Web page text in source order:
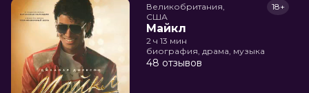
Великобритания,
США
Майкл
18+
2 ч 13 мин
биография, драма, музыка
48 отзывов